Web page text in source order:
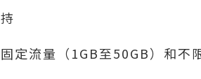
定流量（1GB至50GB）和不